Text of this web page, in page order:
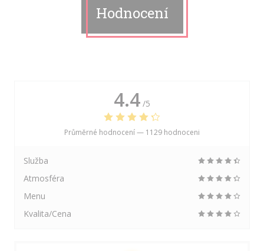
Hodnocení
4.4 /5
Průměrné hodnocení — 1129 hodnoceni
Služba
Atmosféra
Menu
Kvalita/Cena